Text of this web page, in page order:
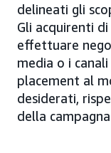
delineati gli
Gli acquirenti
effettuare
media o i
placement al
desiderati,
della